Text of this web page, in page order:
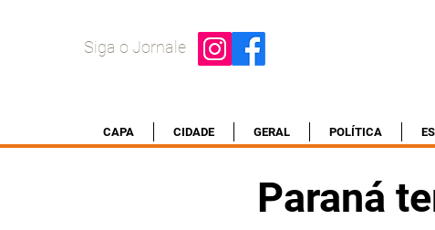
Siga o Jornale
CAPA CIDADE GERAL POLÍTICA
Paraná